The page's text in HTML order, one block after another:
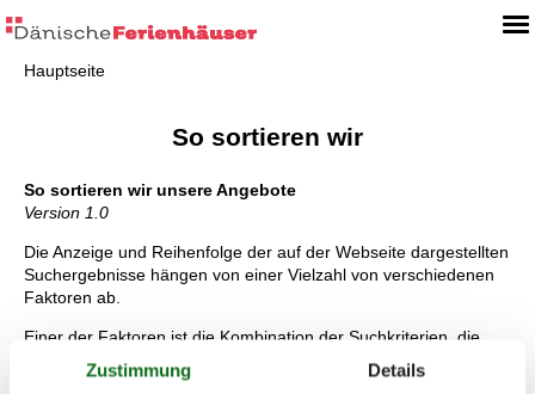
Hauptseite
So sortieren wir
So sortieren wir unsere Angebote
Version 1.0
Die Anzeige und Reihenfolge der auf der Webseite dargestellten
Suchergebnisse hängen von einer Vielzahl von verschiedenen
Faktoren ab.
Einer der Faktoren ist die Kombination der Suchkriterien, die
unsere Nutzer auf der Webseite eingeben. Diese Suchkriterien
umfassen Variablen wie Reiseziel, Reisezeitraum, Preis, Anzahl
Zustimmung Details